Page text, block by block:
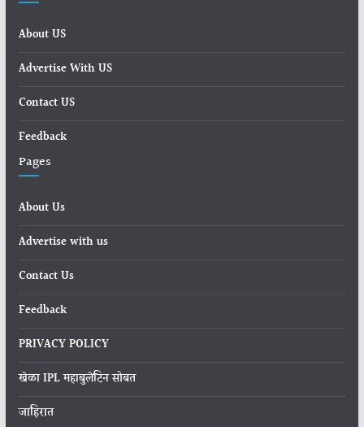
About US
Advertise With US
Contact US
Feedback
Pages
About Us
Advertise with us
Contact Us
Feedback
PRIVACY POLICY
खेळा IPL महाबुलेटिन सोबत
जाहिरात